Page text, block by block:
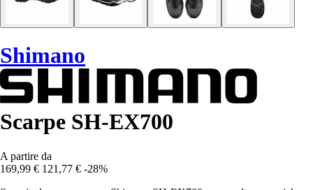
Shimano
Scarpe SH-EX700
A partire da
169,99 € 121,77 € -28%